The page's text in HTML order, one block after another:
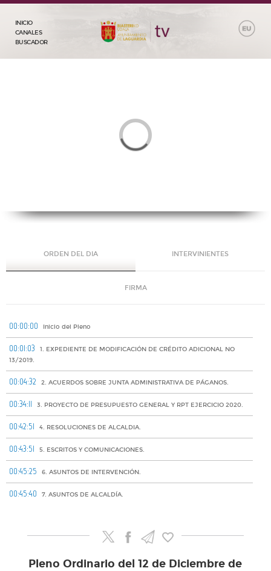
INICIO
CANALES
BUSCADOR
ORDEN DEL DIA INTERVINIENTES
FIRMA
00:00:00 Inicio del Pleno
00:01:03
1. EXPEDIENTE DE MODIFICACIÓN DE CRÉDITO ADICIONAL NO
13/2019.
00:04:32 2. ACUERDOS SOBRE JUNTA ADMINISTRATIVA DE PÁGANOS.
00:34:11 3. PROYECTO DE PRESUPUESTO GENERAL Y RPT EJERCICIO 2020.
00:42:51 4. RESOLUCIONES DE ALCALDIA.
00:43:51 5. ESCRITOS Y COMUNICACIONES.
00:45:25 6. ASUNTOS DE INTERVENCIÓN.
00:45:40 7. ASUNTOS DE ALCALDÍA.
Pleno Ordinario del 12 de Diciembre de